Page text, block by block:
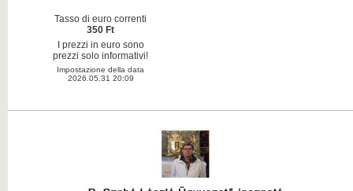
Tasso di euro correnti
350 Ft
I prezzi in euro sono
prezzi solo informativi!
Impostazione della data
2026.05.31 20:09